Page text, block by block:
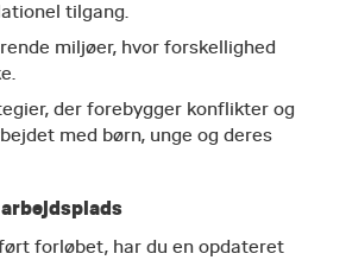
tilgang.
miljøer, hvor forskellighed
der forebygger konflikter og
med børn, unge og deres
forløbet, har du en opdateret